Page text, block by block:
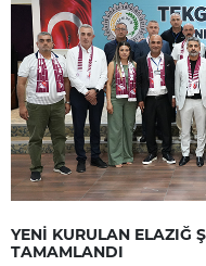
YENİ KURULAN ELAZIĞ
TAMAMLANDI